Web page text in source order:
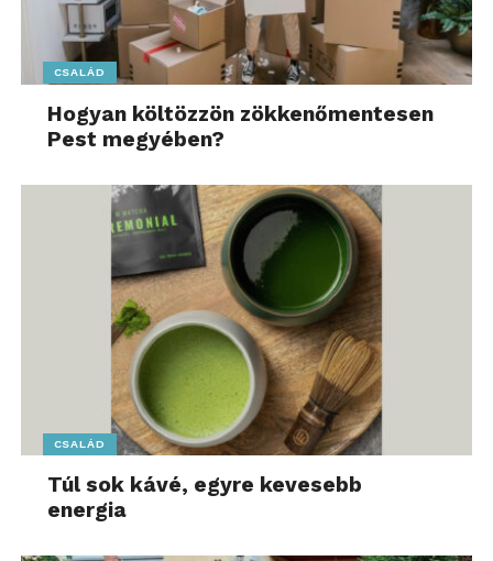
CSALÁD
Hogyan költözzön zökkenőmentesen
Pest megyében?
CSALÁD
Túl sok kávé, egyre kevesebb
energia